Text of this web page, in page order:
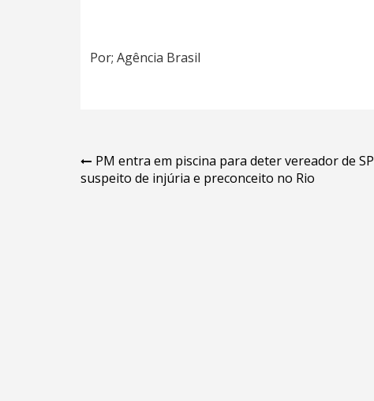
Por; Agência Brasil
Navegação
de
PM entra em piscina para deter vereador de SP
suspeito de injúria e preconceito no Rio